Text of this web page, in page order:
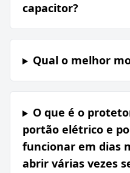
capacitor?
Qual o melhor
O que é o
portão elétrico e
funcionar em dias
abrir várias vezes